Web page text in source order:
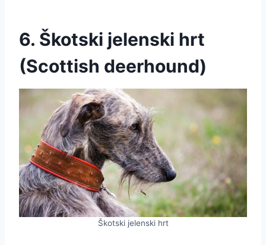
6. Škotski jelenski hrt
(Scottish deerhound)
Škotski jelenski hrt